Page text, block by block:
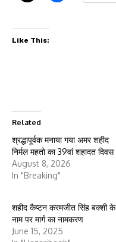
Like This:
Related
श्रद्धापूर्वक मनाया गया अमर शहीद
निर्मल महतो का 39वां शहादत दिवस
August 8, 2026
In "Breaking"
शहीद कैप्टन करमजीत सिंह बक्शी के
नाम पर मार्ग का नामकरण
June 15, 2025